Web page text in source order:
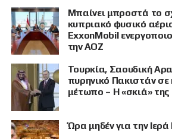
Μπαίνει μπροστά το
κυπριακό φυσικό
ExxonMobil
την ΑΟΖ
Τουρκία, Σαουδική
πυρηνικό Πακιστάν σε
μέτωπο – Η «σκιά»
Ώρα μηδέν για την